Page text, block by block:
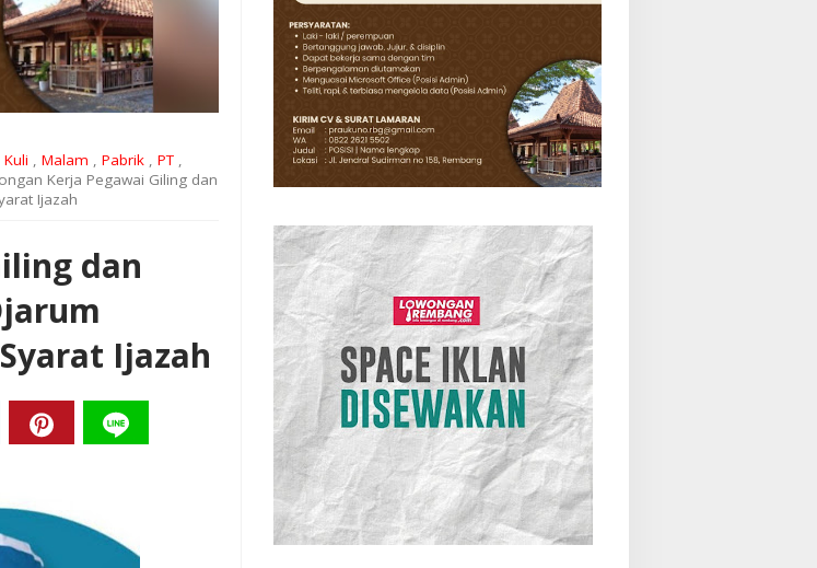
Kuli , Malam , Pabrik , PT ,
Kerja Pegawai Giling dan
Ijazah
dan
Ijazah